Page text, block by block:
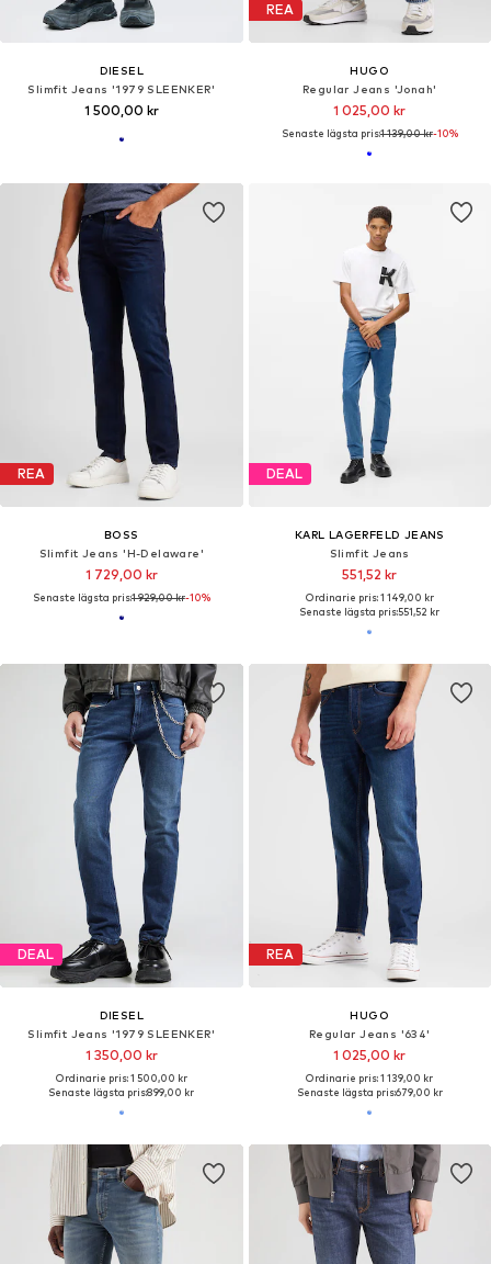
DIESEL
Slimfit Jeans '1979 SLEENKER'
1 500,00 kr
REA
HUGO
Regular Jeans 'Jonah'
1 025,00 kr
Senaste lägsta pris:1 139,00 kr-10%
REA
BOSS
Slimfit Jeans 'H-Delaware'
1 729,00 kr
Senaste lägsta pris:1 929,00 kr-10%
DEAL
KARL LAGERFELD JEANS
Slimfit Jeans
551,52 kr
Ordinarie pris: 1 149,00 kr
Senaste lägsta pris:551,52 kr
DEAL
DIESEL
Slimfit Jeans '1979 SLEENKER'
1 350,00 kr
Ordinarie pris: 1 500,00 kr
Senaste lägsta pris:899,00 kr
REA
HUGO
Regular Jeans '634'
1 025,00 kr
Ordinarie pris: 1 139,00 kr
Senaste lägsta pris:679,00 kr